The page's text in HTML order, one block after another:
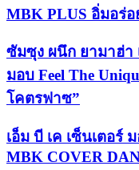
MBK PLUS อิ่มอร่
ซัมซุง ผนึก ยามาฮ่า
มอบ Feel The
โคตรฟาซ”
เอ็ม บี เค เซ็นเตอร์
MBK COVER